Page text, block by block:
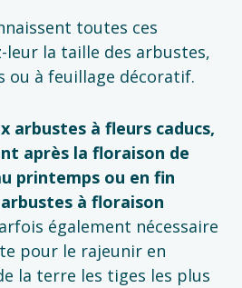
toutes ces
leur la taille des arbustes,
ou à feuillage décoratif.
arbustes à fleurs caducs,
après la floraison de
printemps ou en fin
à floraison
également nécessaire
pour le rajeunir en
la terre les tiges les plus